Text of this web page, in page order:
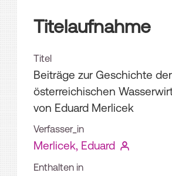
Titelaufnahme
Titel
Beiträge zur Geschichte der
österreichischen
von Eduard Merlicek
Verfasser_in
Merlicek, Eduard
Enthalten in